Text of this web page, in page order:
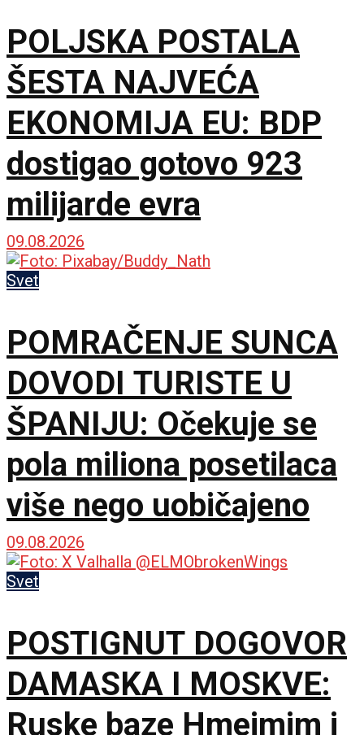
POLJSKA POSTALA
ŠESTA NAJVEĆA
EKONOMIJA EU: BDP
dostigao gotovo 923
milijarde evra
09.08.2026
Svet
POMRAČENJE SUNCA
DOVODI TURISTE U
ŠPANIJU: Očekuje se
pola miliona posetilaca
više nego uobičajeno
09.08.2026
Svet
POSTIGNUT DOGOVOR
DAMASKA I MOSKVE:
Ruske baze Hmejmim i